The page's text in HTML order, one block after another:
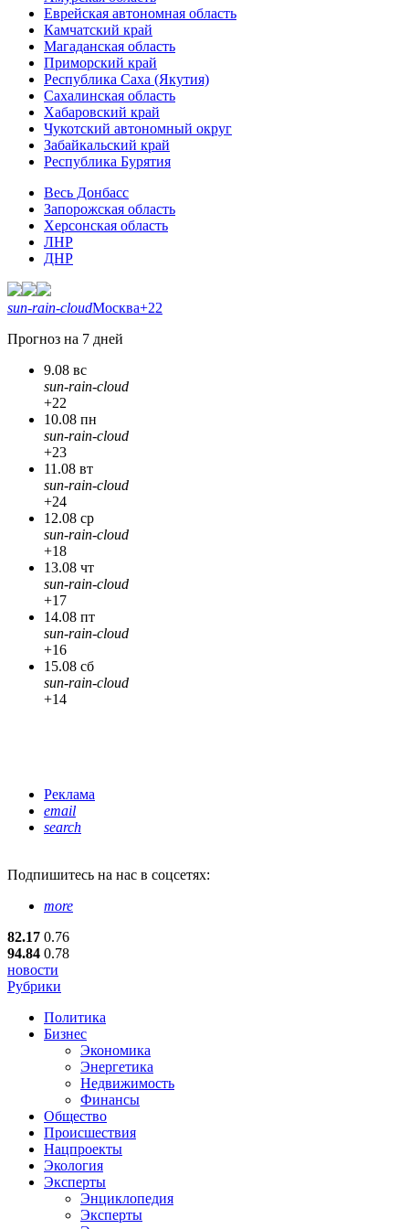
Еврейская автономная область
Камчатский край
Магаданская область
Приморский край
Республика Саха (Якутия)
Сахалинская область
Хабаровский край
Чукотский автономный округ
Забайкальский край
Республика Бурятия
Весь Донбасс
Запорожская область
Херсонская область
ЛНР
ДНР
sun-rain-cloudМосква+22
Прогноз на 7 дней
9.08 вс
sun-rain-cloud
+22
10.08 пн
sun-rain-cloud
+23
11.08 вт
sun-rain-cloud
+24
12.08 ср
sun-rain-cloud
+18
13.08 чт
sun-rain-cloud
+17
14.08 пт
sun-rain-cloud
+16
15.08 сб
sun-rain-cloud
+14
Реклама
email
search
Подпишитесь на нас в соцсетях:
more
82.17 0.76
94.84 0.78
новости
Рубрики
Политика
Бизнес
Экономика
Энергетика
Недвижимость
Финансы
Общество
Происшествия
Нацпроекты
Экология
Эксперты
Энциклопедия
Эксперты